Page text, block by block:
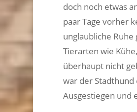
doch noch etwas
paar Tage vorher
unglaubliche
Tierarten wie
überhaupt nicht
war der Stadthund
Ausgestiegen und